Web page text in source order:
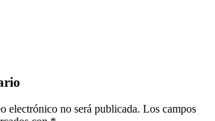
electrónico no será publicada. Los campos